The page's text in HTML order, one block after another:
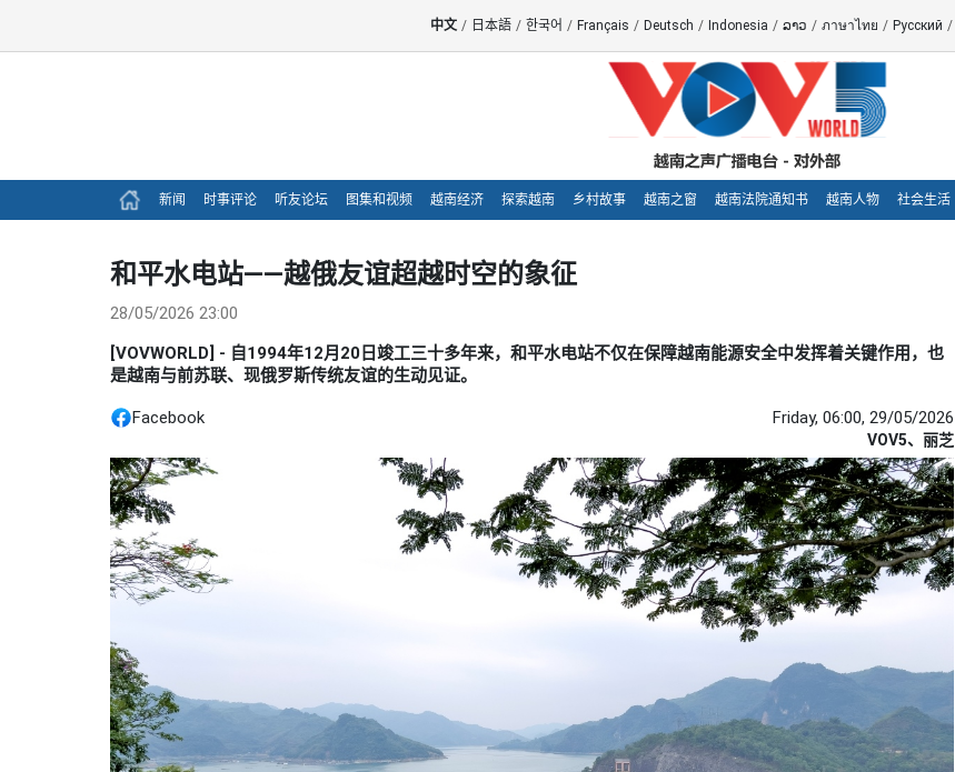
中文 / 日本語 / 한국어 / Français / Deutsch / Indonesia / ລາວ / ภาษาไทย / Русский /
新闻 时事评论 听友论坛 图集和视频 越南经济 探索越南 乡村故事 越南之窗 越南法院通知书 越南人物 社会生活
和平水电站——越俄友谊超越时空的象征
28/05/2026 23:00
[VOVWORLD] - 自1994年12月20日竣工三十多年来，和平水电站不仅在保障越南能源安全中发挥着关键作用，也
是越南与前苏联、现俄罗斯传统友谊的生动见证。
Facebook Friday, 06:00, 29/05/2026
VOV5、丽芝